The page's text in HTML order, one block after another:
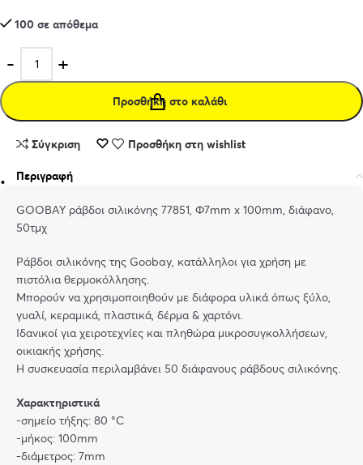
100 σε απόθεμα
Προσθήκη στο καλάθι
Σύγκριση Προσθήκη στη wishlist
Περιγραφή
GOOBAY ράβδοι σιλικόνης 77851, Φ7mm x 100mm, διάφανο,
50τμχ
Ράβδοι σιλικόνης της Goobay, κατάλληλοι για χρήση με
πιστόλια θερμοκόλλησης.
Μπορούν να χρησιμοποιηθούν με διάφορα υλικά όπως ξύλο,
γυαλί, κεραμικά, πλαστικά, δέρμα & χαρτόνι.
Ιδανικοί για χειροτεχνίες και πληθώρα μικροσυγκολλήσεων,
οικιακής χρήσης.
Η συσκευασία περιλαμβάνει 50 διάφανους ράβδους σιλικόνης.
Χαρακτηριστικά
-σημείο τήξης: 80 °C
-μήκος: 100mm
-διάμετρος: 7mm